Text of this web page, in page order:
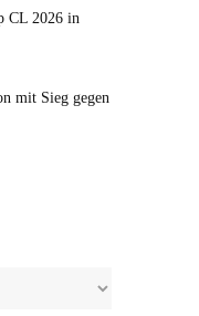
CL 2026 in
mit Sieg gegen